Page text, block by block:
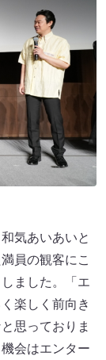
気あいあいと
員の観客にこ
ました。「エ
楽しく前向き
思っておりま
会はエンター